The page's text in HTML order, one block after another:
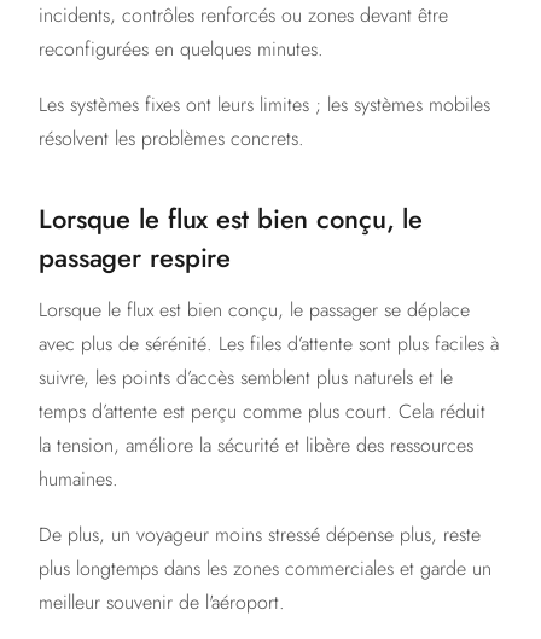
incidents, contrôles renforcés ou zones devant être
reconfigurées en quelques minutes.
Les systèmes fixes ont leurs limites ; les systèmes mobiles
résolvent les problèmes concrets.
Lorsque le flux est bien conçu, le
passager respire
Lorsque le flux est bien conçu, le passager se déplace
avec plus de sérénité. Les files d’attente sont plus faciles à
suivre, les points d’accès semblent plus naturels et le
temps d’attente est perçu comme plus court. Cela réduit
la tension, améliore la sécurité et libère des ressources
humaines.
De plus, un voyageur moins stressé dépense plus, reste
plus longtemps dans les zones commerciales et garde un
meilleur souvenir de l'aéroport.